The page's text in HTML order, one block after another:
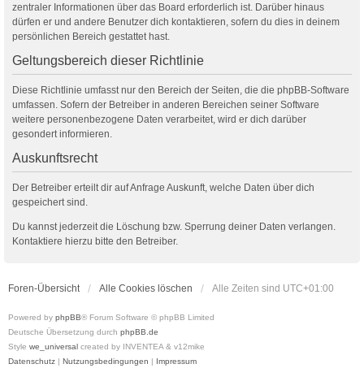
zentraler Informationen über das Board erforderlich ist. Darüber hinaus
dürfen er und andere Benutzer dich kontaktieren, sofern du dies in deinem
persönlichen Bereich gestattet hast.
Geltungsbereich dieser Richtlinie
Diese Richtlinie umfasst nur den Bereich der Seiten, die die phpBB-Software
umfassen. Sofern der Betreiber in anderen Bereichen seiner Software
weitere personenbezogene Daten verarbeitet, wird er dich darüber
gesondert informieren.
Auskunftsrecht
Der Betreiber erteilt dir auf Anfrage Auskunft, welche Daten über dich
gespeichert sind.
Du kannst jederzeit die Löschung bzw. Sperrung deiner Daten verlangen.
Kontaktiere hierzu bitte den Betreiber.
Foren-Übersicht Alle Cookies löschen Alle Zeiten sind UTC+01:00
Powered by phpBB® Forum Software © phpBB Limited
Deutsche Übersetzung durch phpBB.de
Style we_universal created by INVENTEA & v12mike
Datenschutz | Nutzungsbedingungen | Impressum